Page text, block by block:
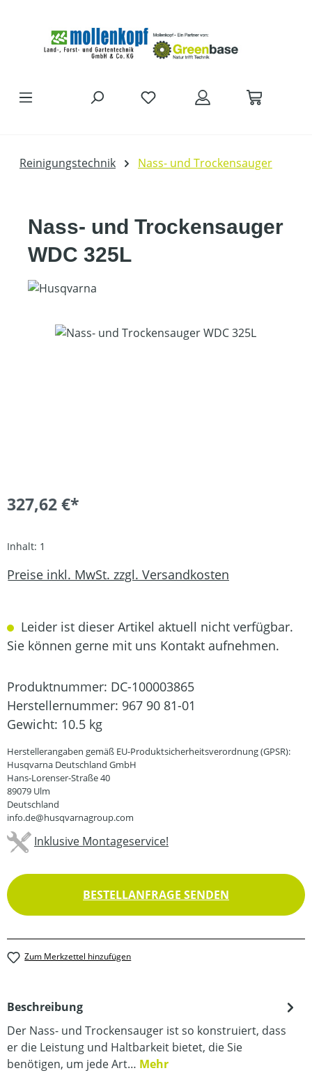
Reinigungstechnik Nass- und Trockensauger
Nass- und Trockensauger
WDC 325L
Bildergalerie überspringen
327,62 €*
Inhalt: 1
Preise inkl. MwSt. zzgl. Versandkosten
Leider ist dieser Artikel aktuell nicht verfügbar.
Sie können gerne mit uns Kontakt aufnehmen.
Produktnummer: DC-100003865
Herstellernummer: 967 90 81-01
Gewicht: 10.5 kg
Herstellerangaben gemäß EU-Produktsicherheitsverordnung (GPSR):
Husqvarna Deutschland GmbH
Hans-Lorenser-Straße 40
89079 Ulm
Deutschland
info.de@husqvarnagroup.com
Inklusive Montageservice!
BESTELLANFRAGE SENDEN
Zum Merkzettel hinzufügen
Beschreibung
Der Nass- und Trockensauger ist so konstruiert, dass
er die Leistung und Haltbarkeit bietet, die Sie
benötigen, um jede Art… Mehr